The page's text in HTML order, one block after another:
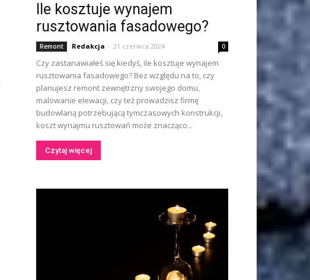
Ile kosztuje wynajem
rusztowania fasadowego?
Remont Redakcja - 21 czerwca 2024 0
Czy zastanawiałeś się kiedyś, ile kosztuje wynajem
rusztowania fasadowego? Bez względu na to, czy
planujesz remont zewnętrzny swojego domu,
malowanie elewacji, czy też prowadzisz firmę
budowlaną potrzebującą tymczasowych konstrukcji,
koszt wynajmu rusztowań może znacząco...
Czytaj więcej